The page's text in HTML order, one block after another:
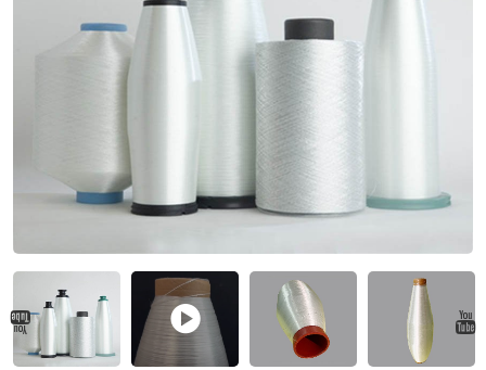
indispensable
and
irreplaceable